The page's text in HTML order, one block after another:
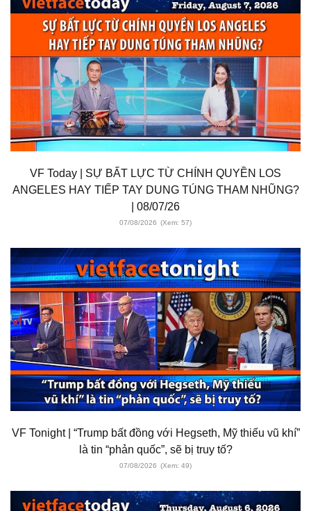
VF Today | SỰ BẤT LỰC TỪ CHÍNH QUYỀN LOS
ANGELES HAY TIẾP TAY DUNG TÚNG THAM NHŨNG?
| 08/07/26
07/08/2026 (Xem: 57)
VF Tonight | “Trump bất đồng với Hegseth, Mỹ thiếu vũ khí”
là tin “phản quốc”, sẽ bị truy tố?
07/08/2026 (Xem: 49)